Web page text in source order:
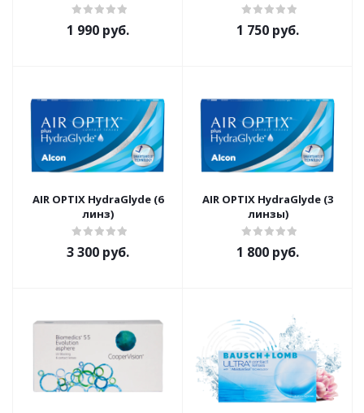
1 990 руб. 1 750 руб.
AIR OPTIX HydraGlyde (6
линз)
3 300 руб.
AIR OPTIX HydraGlyde (3
линзы)
1 800 руб.